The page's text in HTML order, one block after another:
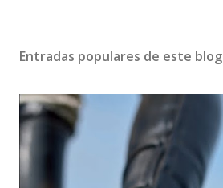
Entradas populares de este blog